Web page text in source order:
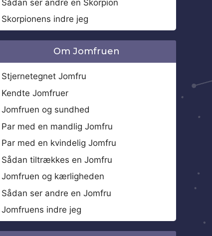
Sådan ser andre en Skorpion
Skorpionens indre jeg
Om Jomfruen
Stjernetegnet Jomfru
Kendte Jomfruer
Jomfruen og sundhed
Par med en mandlig Jomfru
Par med en kvindelig Jomfru
Sådan tiltrækkes en Jomfru
Jomfruen og kærligheden
Sådan ser andre en Jomfru
Jomfruens indre jeg